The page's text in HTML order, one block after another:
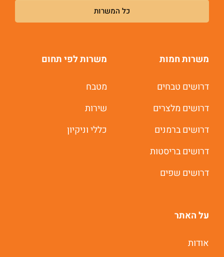
כל המשרות
משרות חמות
דרושים טבחים
דרושים מלצרים
דרושים ברמנים
דרושים בריסטות
דרושים שפים
משרות לפי תחום
מטבח
שירות
כללי וניקיון
על האתר
אודות